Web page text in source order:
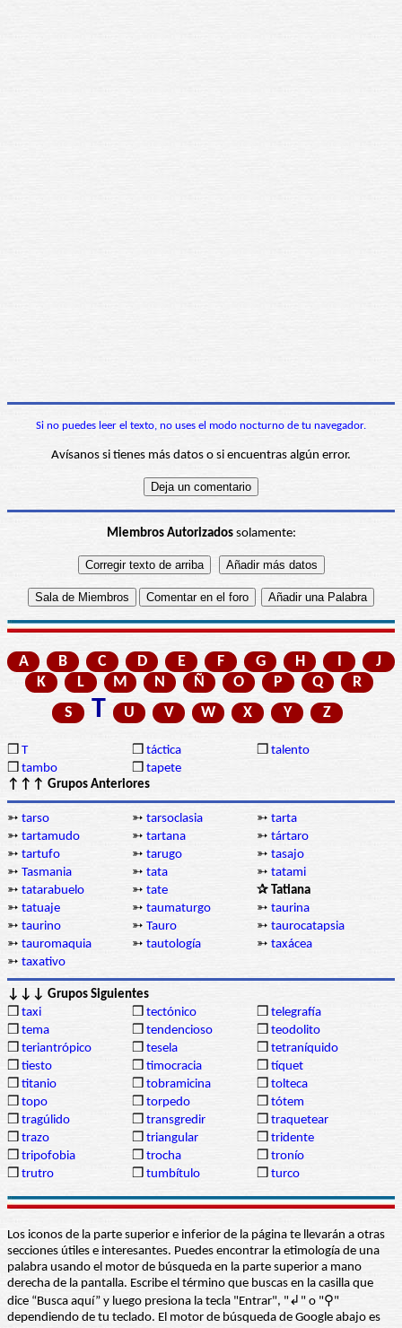
Si no puedes leer el texto, no uses el modo nocturno de tu navegador.
Avísanos si tienes más datos o si encuentras algún error.
Miembros Autorizadossolamente:
A B C D E F G H I
J
K
L M N Ñ O P Q
R
S
T U V W X Y Z
❒ T ❒ táctica ❒ talento
❒ tambo ❒ tapete
↑↑↑ Grupos Anteriores
➳ tarso ➳ tarsoclasia ➳ tarta
➳ tartamudo ➳ tartana ➳ tártaro
➳ tartufo ➳ tarugo ➳ tasajo
➳ Tasmania ➳ tata ➳ tatami
➳ tatarabuelo ➳ tate
✰ Tatiana
➳ tatuaje ➳ taumaturgo ➳ taurina
➳ taurino ➳ Tauro ➳ taurocatapsia
➳ tauromaquia ➳ tautología ➳ taxácea
➳ taxativo
↓↓↓ Grupos Siguientes
❒ taxi ❒ tectónico ❒ telegrafía
❒ tema ❒ tendencioso ❒ teodolito
❒ teriantrópico ❒ tesela ❒ tetraníquido
❒ tiesto ❒ timocracia ❒ tíquet
❒ titanio ❒ tobramicina ❒ tolteca
❒ topo ❒ torpedo ❒ tótem
❒ tragúlido ❒ transgredir ❒ traquetear
❒ trazo ❒ triangular ❒ tridente
❒ tripofobia ❒ trocha ❒ tronío
❒ trutro ❒ tumbítulo ❒ turco
Los iconos de la parte superior e inferior de la página te llevarán a otras
secciones útiles e interesantes. Puedes encontrar la etimología de una
palabra usando el motor de búsqueda en la parte superior a mano
derecha de la pantalla. Escribe el término que buscas en la casilla que
dice “Busca aquí” y luego presiona la tecla "Entrar", "↲" o "⚲"
dependiendo de tu teclado. El motor de búsqueda de Google abajo es